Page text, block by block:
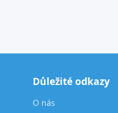
Důležité odkazy
O nás